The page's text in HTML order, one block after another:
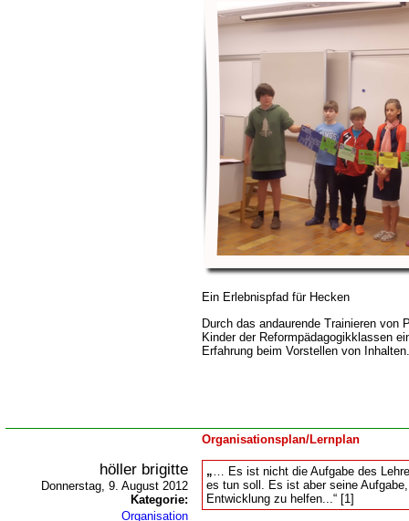
Ein Erlebnispfad für Hecken
Durch das andaurende Trainieren von
Kinder der Reformpädagogikklassen
Erfahrung beim Vorstellen von Inhalten.
Organisationsplan/Lernplan
höller brigitte
Donnerstag, 9. August 2012
Kategorie:
Organisation
Es ist nicht die Aufgabe des
es tun soll. Es ist aber seine
Entwicklung zu helfen...“ [1]